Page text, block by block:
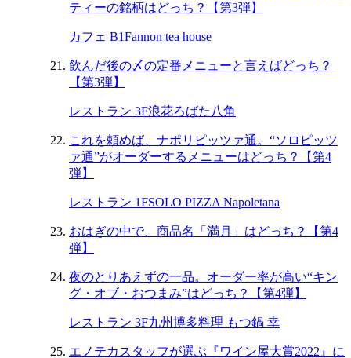
ティーの銘柄はどっち？【第3弾】
カフェ B1Fannon tea house
飲んだ後の〆の定番メニューと言えばどっち？
【第3弾】
レストラン 3F浪花ろばた八角
これを頼めば、ナポリピッツァ通。“ソロピッツ
ァ通”がオーダーするメニューはどっち？【第4
弾】
レストラン 1FSOLO PIZZA Napoletana
おはぎの中で、商品名「満月」はどっち？【第4
弾】
夜のとりあえずの一品。オーダー率が高い“キン
グ・オブ・おつまみ”はどっち？【第4弾】
レストラン 3F九州博多料理 もつ鍋 幸
エノテカスタッフが選ぶ『ワイン屋大賞2022』に